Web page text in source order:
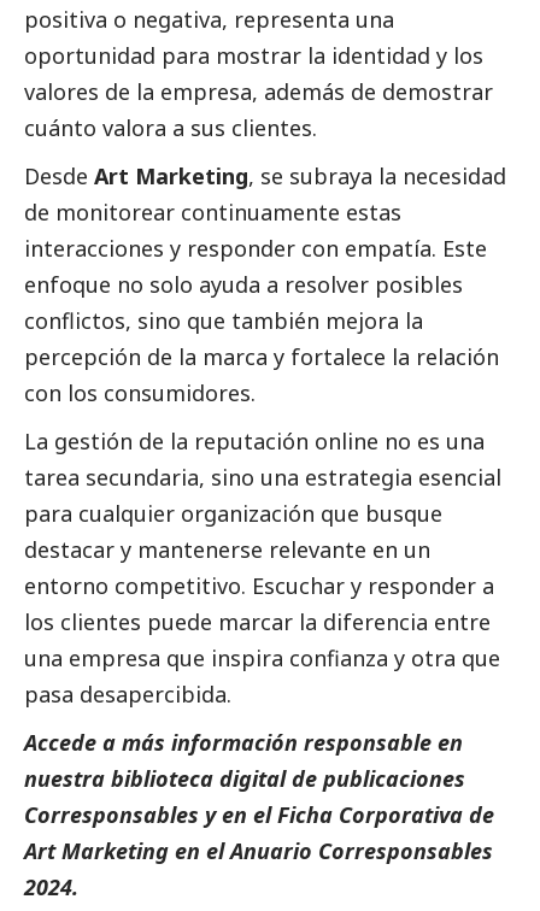
positiva o negativa, representa una
oportunidad para mostrar la identidad y los
valores de la empresa, además de demostrar
cuánto valora a sus clientes.
Desde Art Marketing, se subraya la necesidad
de monitorear continuamente estas
interacciones y responder con empatía. Este
enfoque no solo ayuda a resolver posibles
conflictos, sino que también mejora la
percepción de la marca y fortalece la relación
con los consumidores.
La gestión de la reputación online no es una
tarea secundaria, sino una estrategia esencial
para cualquier organización que busque
destacar y mantenerse relevante en un
entorno competitivo. Escuchar y responder a
los clientes puede marcar la diferencia entre
una empresa que inspira confianza y otra que
pasa desapercibida.
Accede a más información responsable en
nuestra biblioteca digital de publicaciones
Corresponsables y en elFicha Corporativa de
Art Marketing en elAnuario Corresponsables
2024.